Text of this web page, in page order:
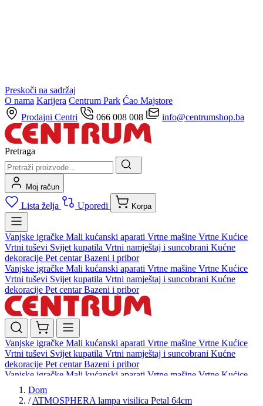
Preskoči na sadržaj
O nama Karijera Centrum Park Ćao Majstore
Prodajni Centri
066 008 008 info@centrumshop.ba
Pretraga
Moj račun
Lista želja Uporedi Korpa
Vanjske igračke Mali kućanski aparati Vrtne mašine Vrtne Kućice
Vrtni tuševi Svijet kupatila Vrtni namještaj i suncobrani Kućne
dekoracije Pet centarBazeni i pribor
Vanjske igračke Mali kućanski aparati Vrtne mašine Vrtne Kućice
Vrtni tuševi Svijet kupatila Vrtni namještaj i suncobrani Kućne
dekoracije Pet centarBazeni i pribor
Vanjske igračke Mali kućanski aparati Vrtne mašine Vrtne Kućice
Vrtni tuševi Svijet kupatila Vrtni namještaj i suncobrani Kućne
dekoracije Pet centarBazeni i pribor
Vanjske igračke Mali kućanski aparati Vrtne mašine Vrtne Kućice
Vrtni tuševi
dekoracijePet centarBazeni i pribor
Dom
/ ATMOSPHERA lampa visilica Petal 64cm